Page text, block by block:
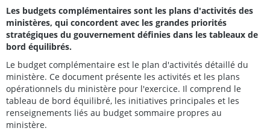
Les budgets complémentaires sont les plans d'activités des
ministères, qui concordent avec les grandes priorités
stratégiques du gouvernement définies dans les tableaux de
bord équilibrés.
Le budget complémentaire est le plan d'activités détaillé du
ministère. Ce document présente les activités et les plans
opérationnels du ministère pour l'exercice. Il comprend le
tableau de bord équilibré, les initiatives principales et les
renseignements liés au budget sommaire propres au
ministère.